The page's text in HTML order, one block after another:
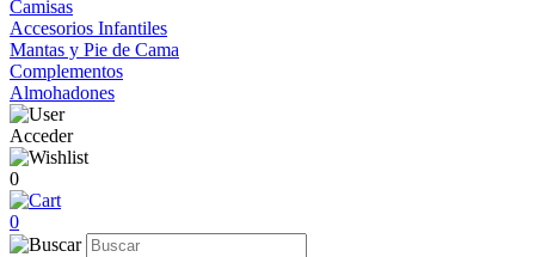
Camisas
Accesorios Infantiles
Mantas y Pie de Cama
Complementos
Almohadones
Acceder
0
0